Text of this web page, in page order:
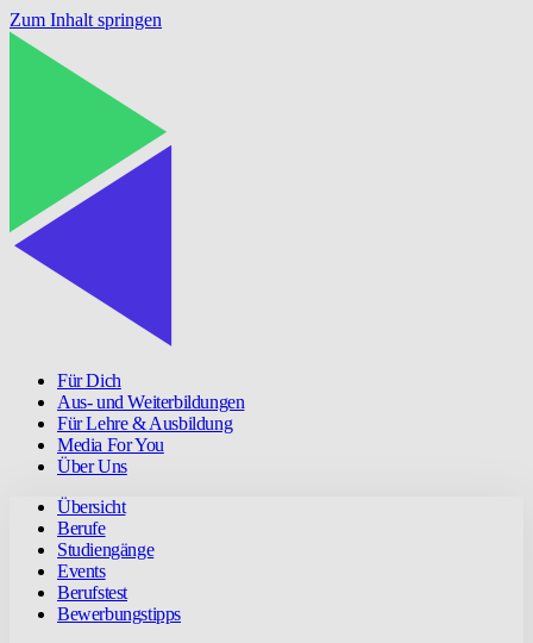
Zum Inhalt springen
Für Dich
Aus- und Weiterbildungen
Für Lehre & Ausbildung
Media For You
Über Uns
Übersicht
Berufe
Studiengänge
Events
Berufstest
Bewerbungstipps